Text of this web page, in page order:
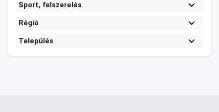
Sport, felszerelés
Régió
Település